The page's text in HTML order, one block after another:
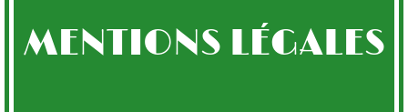
MENTIONS LÉGALES